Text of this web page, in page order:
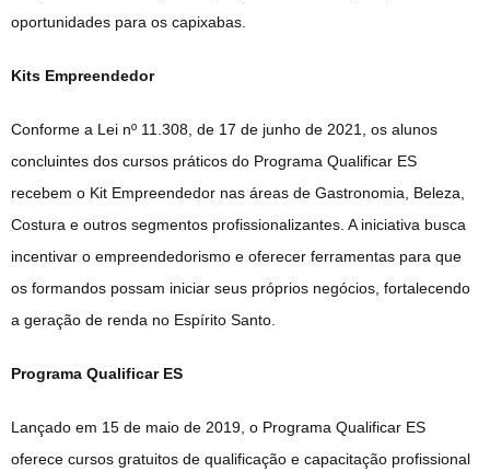
oportunidades para os capixabas.
Kits Empreendedor
Conforme a Lei nº 11.308, de 17 de junho de 2021, os alunos
concluintes dos cursos práticos do Programa Qualificar ES
recebem o Kit Empreendedor nas áreas de Gastronomia, Beleza,
Costura e outros segmentos profissionalizantes. A iniciativa busca
incentivar o empreendedorismo e oferecer ferramentas para que
os formandos possam iniciar seus próprios negócios, fortalecendo
a geração de renda no Espírito Santo.
Programa Qualificar ES
Lançado em 15 de maio de 2019, o Programa Qualificar ES
oferece cursos gratuitos de qualificação e capacitação profissional